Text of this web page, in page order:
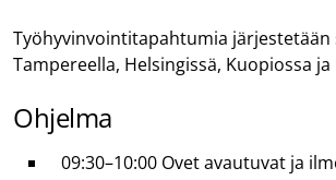
Työhyvinvointitapahtumia järjestetään
Tampereella, Helsingissä, Kuopiossa ja
Ohjelma
09:30–10:00 Ovet avautuvat ja